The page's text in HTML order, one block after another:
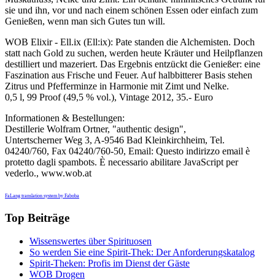
sie und ihn, vor und nach einem schönen Essen oder einfach zum
Genießen, wenn man sich Gutes tun will.
WOB Elixir - Ell.ix (Ell:ix): Pate standen die Alchemisten. Doch
statt nach Gold zu suchen, werden heute Kräuter und Heilpflanzen
destilliert und mazeriert. Das Ergebnis entzückt die Genießer: eine
Faszination aus Frische und Feuer. Auf halbbitterer Basis stehen
Zitrus und Pfefferminze in Harmonie mit Zimt und Nelke.
0,5 l, 99 Proof (49,5 % vol.), Vintage 2012, 35.- Euro
Informationen & Bestellungen:
Destillerie Wolfram Ortner, "authentic design",
Untertscherner Weg 3, A-9546 Bad Kleinkirchheim, Tel.
04240/760, Fax 04240/760-50, Email: Questo indirizzo email è
protetto dagli spambots. È necessario abilitare JavaScript per
vederlo., www.wob.at
FaLang translation system by Faboba
Top Beiträge
Wissenswertes über Spirituosen
So werden Sie eine Spirit-Thek: Der Anforderungskatalog
Spirit-Theken: Profis im Dienst der Gäste
WOB Drogen